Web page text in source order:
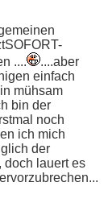
....
....aber
einfach
mühsam
bin der
noch
ich mich
der
doch lauert es